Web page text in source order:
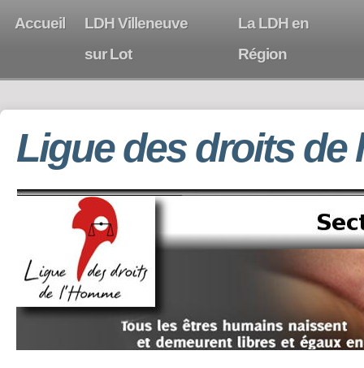
Accueil
LDH Villeneuve
sur Lot
La LDH en
Région
Ligue des droits de